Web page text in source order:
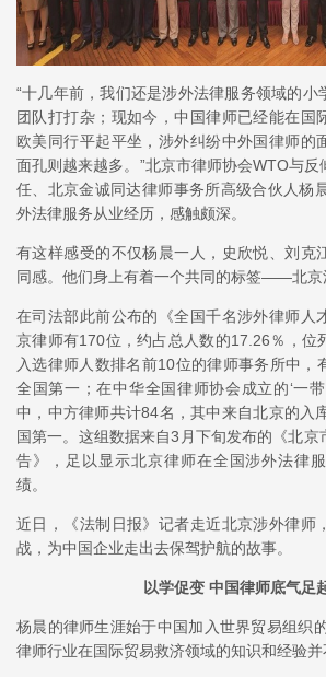
“十几年前，我们还是涉外法律服务领域的小
团队打打杂；现如今，中国律师已经能在国
欧美同行平起平坐，涉外纠纷中外国律师的
面孔则越来越多。”北京市律师协会WTO与
任、北京金诚同达律师事务所高级合伙人杨
外法律服务从业经历，感触颇深。
有这样感受的不仅杨晨一人，史欣悦、刘克
同感。他们身上有着一个共同的标签——北京
在司法部此前公布的《全国千名涉外律师人
京律师有170位，约占总人数的17.26％，位
入选律师人数排名前10位的律师事务所中，
全国第一；在中华全国律师协会成立的‘一
中，中方律师共计84名，其中来自北京的入
国第一。这组数据来自3月下旬发布的《北京
告》，足以显示北京律师在全国涉外法律
绩。
近日，《法制日报》记者走近北京涉外律师
战，为中国企业走出去保驾护航的故事。
以学促变 中国律师底气足
杨晨的律师生涯始于中国加入世界贸易组织
律师行业在国际贸易救济领域的知识和经验并